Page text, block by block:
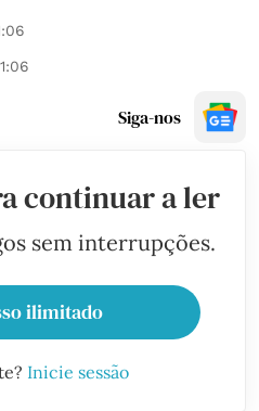
Siga-nos
continuar a ler
sem interrupções.
ilimitado
Inicie sessão